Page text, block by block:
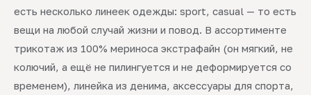
есть несколько линеек одежды: sport, casual — то есть
вещи на любой случай жизни и повод. В ассортименте
трикотаж из 100% мериноса экстрафайн (он мягкий, не
колючий, а ещё не пилингуется и не деформируется со
временем), линейка из денима, аксессуары для спорта,